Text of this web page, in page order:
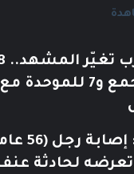
للجبهة والتجمع و7 للموحدة مع
مفرق
لحادثة